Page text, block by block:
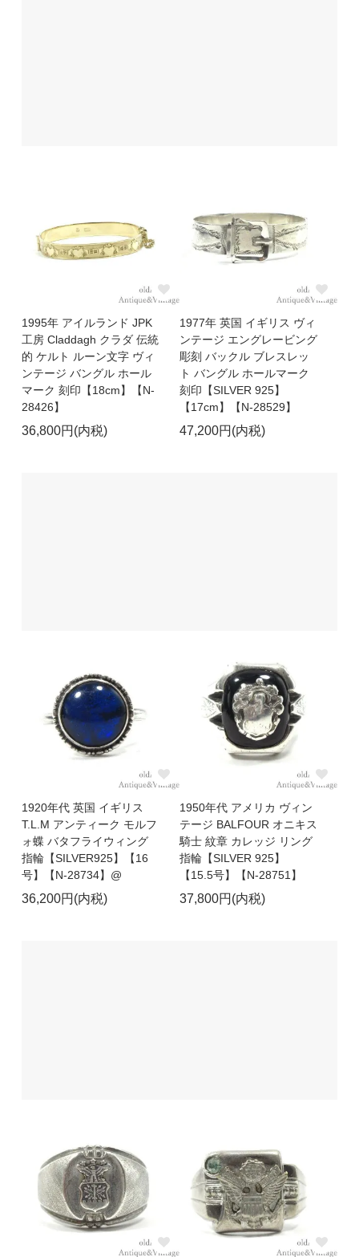
1995年 アイルランド JPK
工房 Claddagh クラダ 伝統
的 ケルト ルーン文字 ヴィ
ンテージ バングル ホール
マーク 刻印【18cm】【N-
28426】
36,800円(内税)
1977年 英国 イギリス ヴィ
ンテージ エングレービング
彫刻 バックル ブレスレッ
ト バングル ホールマーク
刻印【SILVER 925】
【17cm】【N-28529】
47,200円(内税)
1920年代 英国 イギリス
T.L.M アンティーク モルフ
ォ蝶 バタフライウィング
指輪【SILVER925】【16
号】【N-28734】@
36,200円(内税)
1950年代 アメリカ ヴィン
テージ BALFOUR オニキス
騎士 紋章 カレッジ リング
指輪【SILVER 925】
【15.5号】【N-28751】
37,800円(内税)